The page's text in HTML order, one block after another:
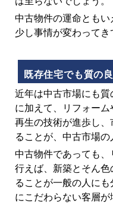
中古物件の運命とも
少し事情が変わってき
既存住宅でも質の
近年は中古市場にも
に加えて、リフォー
再生の技術が進歩し
ることが、中古市場の
中古物件であっても
行えば、新築とそん
ることが一般の人に
にこだわらない客層が